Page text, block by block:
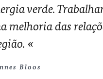
verde.
melhoria das
Bloos